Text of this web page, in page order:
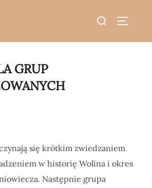
Search
GRUP
się krótkim zwiedzaniem
w historię Wolina i okres
Następnie grupa